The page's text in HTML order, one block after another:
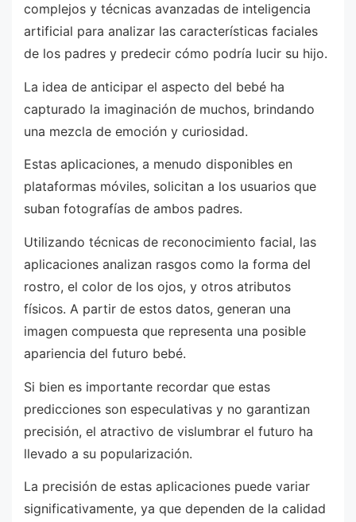
complejos y técnicas avanzadas de inteligencia
artificial para analizar las características faciales
de los padres y predecir cómo podría lucir su hijo.
La idea de anticipar el aspecto del bebé ha
capturado la imaginación de muchos, brindando
una mezcla de emoción y curiosidad.
Estas aplicaciones, a menudo disponibles en
plataformas móviles, solicitan a los usuarios que
suban fotografías de ambos padres.
Utilizando técnicas de reconocimiento facial, las
aplicaciones analizan rasgos como la forma del
rostro, el color de los ojos, y otros atributos
físicos. A partir de estos datos, generan una
imagen compuesta que representa una posible
apariencia del futuro bebé.
Si bien es importante recordar que estas
predicciones son especulativas y no garantizan
precisión, el atractivo de vislumbrar el futuro ha
llevado a su popularización.
La precisión de estas aplicaciones puede variar
significativamente, ya que dependen de la calidad